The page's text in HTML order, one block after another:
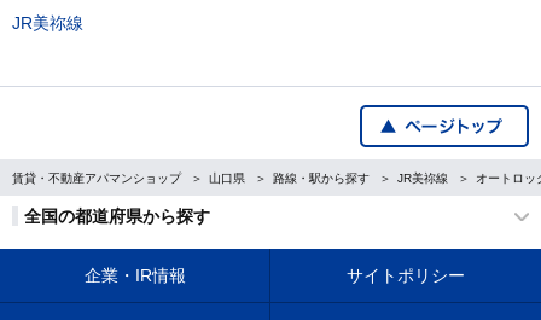
JR美祢線
賃貸・不動産アパマンショップ 山口県 路線・駅から探す JR美祢線 オートロッ
全国の都道府県から探す
企業・IR情報 サイトポリシー